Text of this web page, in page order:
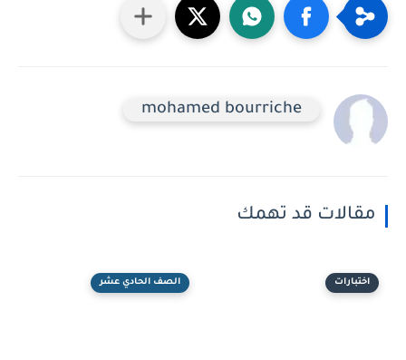
mohamed bourriche
مقالات قد تهمك
اختبارات الصف الحادي عشر